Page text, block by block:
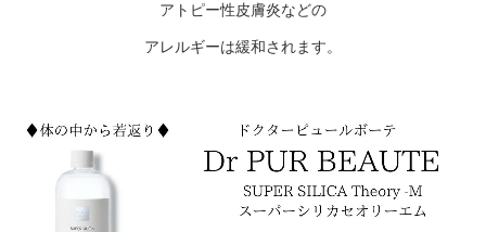
アトピー性皮膚炎などの
アレルギーは緩和されます。